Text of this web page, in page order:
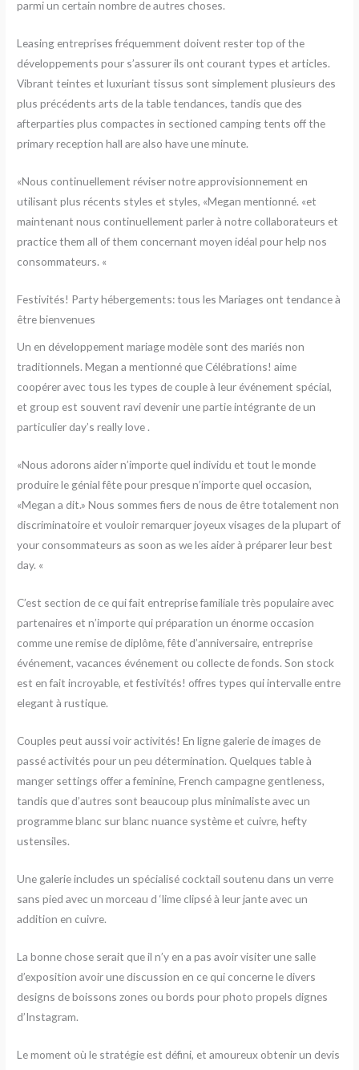
parmi un certain nombre de autres choses.
Leasing entreprises fréquemment doivent rester top of the
développements pour s’assurer ils ont courant types et articles.
Vibrant teintes et luxuriant tissus sont simplement plusieurs des
plus précédents arts de la table tendances, tandis que des
afterparties plus compactes in sectioned camping tents off the
primary reception hall are also have une minute.
«Nous continuellement réviser notre approvisionnement en
utilisant plus récents styles et styles, «Megan mentionné. «et
maintenant nous continuellement parler à notre collaborateurs et
practice them all of them concernant moyen idéal pour help nos
consommateurs. «
Festivités! Party hébergements: tous les Mariages ont tendance à
être bienvenues
Un en développement mariage modèle sont des mariés non
traditionnels. Megan a mentionné que Célébrations! aime
coopérer avec tous les types de couple à leur événement spécial,
et group est souvent ravi devenir une partie intégrante de un
particulier day’s really love .
«Nous adorons aider n’importe quel individu et tout le monde
produire le génial fête pour presque n’importe quel occasion,
«Megan a dit.» Nous sommes fiers de nous de être totalement non
discriminatoire et vouloir remarquer joyeux visages de la plupart of
your consommateurs as soon as we les aider à préparer leur best
day. «
C’est section de ce qui fait entreprise familiale très populaire avec
partenaires et n’importe qui préparation un énorme occasion
comme une remise de diplôme, fête d’anniversaire, entreprise
événement, vacances événement ou collecte de fonds. Son stock
est en fait incroyable, et festivités! offres types qui intervalle entre
elegant à rustique.
Couples peut aussi voir activités! En ligne galerie de images de
passé activités pour un peu détermination. Quelques table à
manger settings offer a feminine, French campagne gentleness,
tandis que d’autres sont beaucoup plus minimaliste avec un
programme blanc sur blanc nuance système et cuivre, hefty
ustensiles.
Une galerie includes un spécialisé cocktail soutenu dans un verre
sans pied avec un morceau d ‘lime clipsé à leur jante avec un
addition en cuivre.
La bonne chose serait que il n’y en a pas avoir visiter une salle
d’exposition avoir une discussion en ce qui concerne le divers
designs de boissons zones ou bords pour photo propels dignes
d’Instagram.
Le moment où le stratégie est défini, et amoureux obtenir un devis